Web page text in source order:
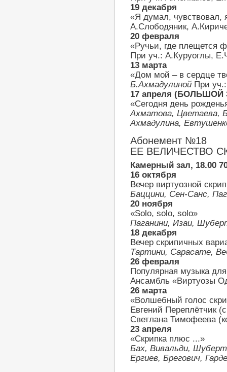
19 декабря
«Я думал,
А.Слободяник,
20 февраля
«Ручьи, где плещется
При уч.: А.Куруоглы,
13 марта
«Дом мой – в сердце
Б.Ахмадулиной При
17 апреля (БОЛЬШОЙ
«Сегодня день
Ахматова, Цветаева,
Ахмадулина,
Абонемент №18
ЕЕ ВЕЛИЧЕСТВО
Камерный зал, 18.00
16 октября
Вечер виртуозной
Баццини, Сен-Санс,
20 ноября
«Solo, solo, solo»
Паганини, Изаи,
18 декабря
Вечер скрипичных
Тартини, Сарасате,
26 февраля
Популярная музыка для
Ансамбль «Виртуозы
26 марта
«Волшебный голос
Евгений Переплётчик
Светлана Тимофеева
23 апреля
«Скрипка плюс ...»
Бах, Вивальди,
Ергиев, Брегович,